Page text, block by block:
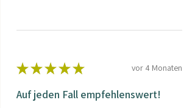
★ ★ ★ ★ ★ vor 4 Monaten
Auf jeden Fall empfehlenswert!